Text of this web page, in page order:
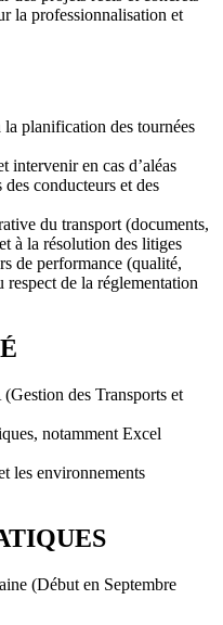
la professionnalisation et
planification des tournées
intervenir en cas d’aléas
conducteurs et des
du transport (documents,
à la résolution des litiges
de performance (qualité,
de la réglementation
des Transports et
notamment Excel
les environnements
(Début en Septembre